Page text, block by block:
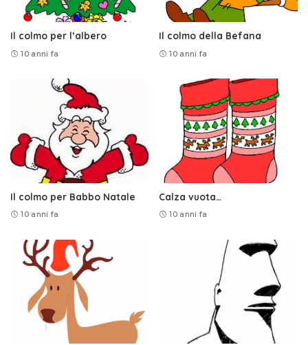
Il colmo per l’albero
10 anni fa
Il colmo della Befana
10 anni fa
Il colmo per Babbo Natale
10 anni fa
Calza vuota…
10 anni fa